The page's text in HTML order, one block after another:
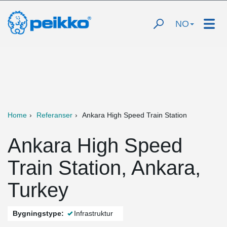
NO
Home Referanser Ankara High Speed Train Station
Ankara High Speed
Train Station, Ankara,
Turkey
Bygningstype: Infrastruktur